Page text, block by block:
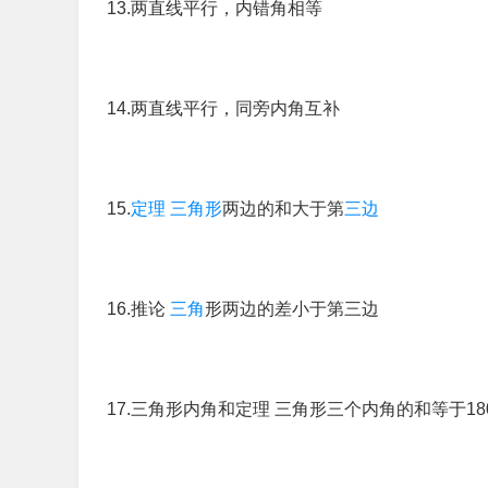
13.两直线平行，内错角相等
14.两直线平行，同旁内角互补
15.定理 三角形两边的和大于第三边
16.推论 三角形两边的差小于第三边
17.三角形内角和定理 三角形三个内角的和等于